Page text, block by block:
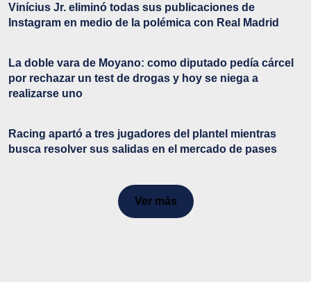
Vinícius Jr. eliminó todas sus publicaciones de
Instagram en medio de la polémica con Real Madrid
La doble vara de Moyano: como diputado pedía cárcel
por rechazar un test de drogas y hoy se niega a
realizarse uno
Racing apartó a tres jugadores del plantel mientras
busca resolver sus salidas en el mercado de pases
Ver más